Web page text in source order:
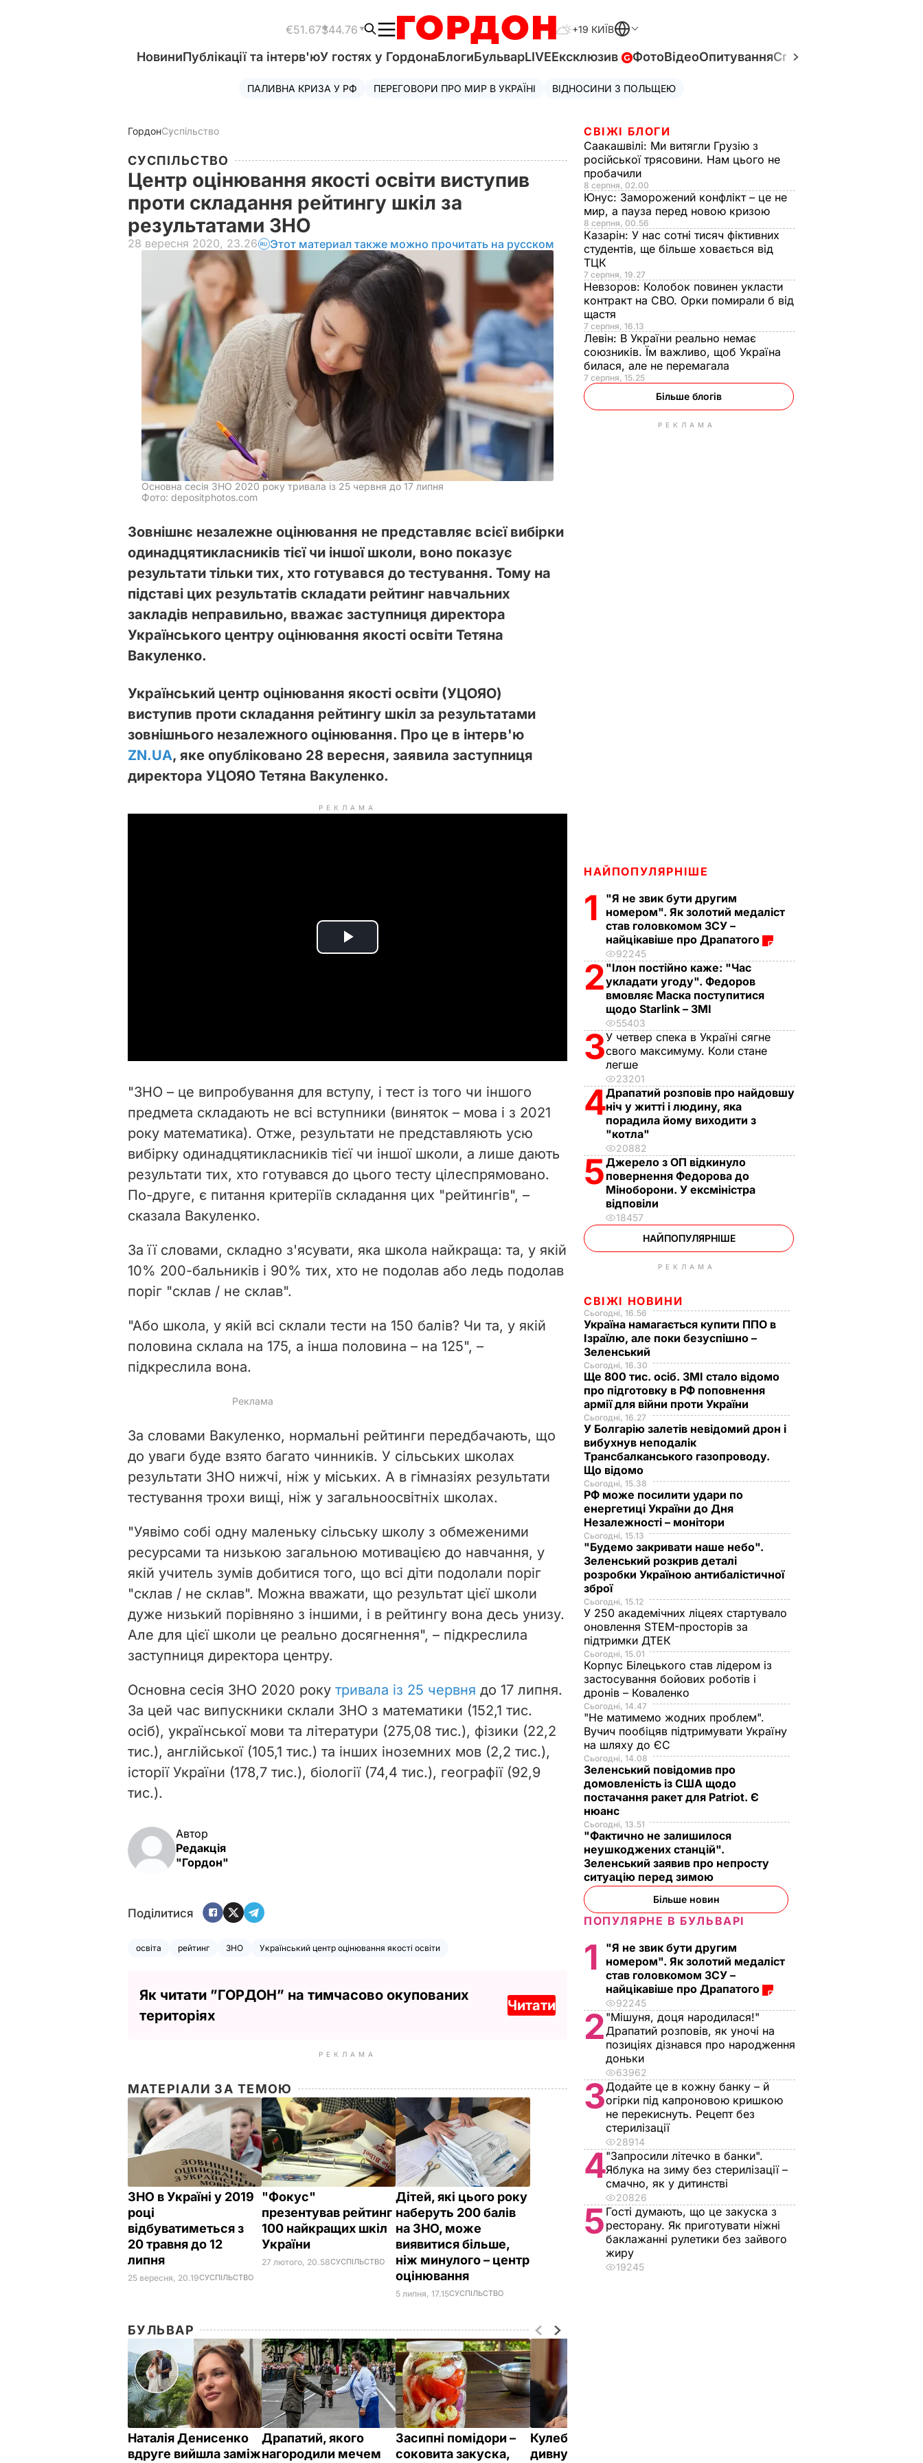
€51.67$44.76 +19 КИЇВ
НовиниПублікації та інтерв'юУ гостях у ГордонаБлогиБульварLIVEЕксклюзив ФотоВідеоОпитуванняСпецпроєкти
ПАЛИВНА КРИЗА У РФ ПЕРЕГОВОРИ ПРО МИР В УКРАЇНІ ВІДНОСИНИ З ПОЛЬЩЕЮ
ГордонСуспільство
СУСПІЛЬСТВО
Центр оцінювання якості освіти виступив
проти складання рейтингу шкіл за
результатами ЗНО
28 вересня 2020, 23.26 Этот материал также можно прочитать на русском
Основна сесія ЗНО 2020 року тривала із 25 червня до 17 липня
Фото: depositphotos.com
Зовнішнє незалежне оцінювання не представляє всієї вибірки
одинадцятикласників тієї чи іншої школи, воно показує
результати тільки тих, хто готувався до тестування. Тому на
підставі цих результатів складати рейтинг навчальних
закладів неправильно, вважає заступниця директора
Українського центру оцінювання якості освіти Тетяна
Вакуленко.
Український центр оцінювання якості освіти (УЦОЯО)
виступив проти складання рейтингу шкіл за результатами
зовнішнього незалежного оцінювання. Про це в інтерв'ю
ZN.UA, яке опубліковано 28 вересня, заявила заступниця
директора УЦОЯО Тетяна Вакуленко.
РЕКЛАМА
P
i
d
e
o
"ЗНО – це випробування для вступу, і тест із того чи іншого
предмета складають не всі вступники (виняток – мова і з 2021
року математика). Отже, результати не представляють усю
вибірку одинадцятикласників тієї чи іншої школи, а лише дають
результати тих, хто готувався до цього тесту цілеспрямовано.
По-друге, є питання критеріїв складання цих "рейтингів", –
сказала Вакуленко.
За її словами, складно з'ясувати, яка школа найкраща: та, у якій
10% 200-бальників і 90% тих, хто не подолав або ледь подолав
поріг "склав / не склав".
"Або школа, у якій всі склали тести на 150 балів? Чи та, у якій
половина склала на 175, а інша половина – на 125", –
підкреслила вона.
За словами Вакуленко, нормальні рейтинги передбачають, що
до уваги буде взято багато чинників. У сільських школах
результати ЗНО нижчі, ніж у міських. А в гімназіях результати
тестування трохи вищі, ніж у загальноосвітніх школах.
"Уявімо собі одну маленьку сільську школу з обмеженими
ресурсами та низькою загальною мотивацією до навчання, у
якій учитель зумів добитися того, що всі діти подолали поріг
"склав / не склав". Можна вважати, що результат цієї школи
дуже низький порівняно з іншими, і в рейтингу вона десь унизу.
Але для цієї школи це реально досягнення", – підкреслила
заступниця директора центру.
Основна сесія ЗНО 2020 року тривала із 25 червня до 17 липня.
За цей час випускники склали ЗНО з математики (152,1 тис.
осіб), української мови та літератури (275,08 тис.), фізики (22,2
тис.), англійської (105,1 тис.) та інших іноземних мов (2,2 тис.),
історії України (178,7 тис.), біології (74,4 тис.), географії (92,9
тис.).
Автор
Редакція
"Гордон"
Поділитися
освіта рейтинг ЗНО Український центр оцінювання якості освіти
Як читати ”ГОРДОН” на тимчасово окупованих
територіях
Читати
РЕКЛАМА
МАТЕРІАЛИ ЗА ТЕМОЮ
ЗНО в Україні у 2019
році
відбуватиметься з
20 травня до 12
липня
25 вересня, 20.19СУСПІЛЬСТВО
"Фокус"
презентував рейтинг
100 найкращих шкіл
України
27 лютого, 20.58СУСПІЛЬСТВО
Дітей, які цього року
наберуть 200 балів
на ЗНО, може
виявитися більше,
ніж минулого – центр
оцінювання
5 липня, 17.15СУСПІЛЬСТВО
БУЛЬВАР
Наталія Денисенко
вдруге вийшла заміж
Драпатий, якого
нагородили мечем
Засипні помідори –
соковита закуска,
Кулеба розповів про
дивну манеру Путіна
СВІЖІ БЛОГИ
Саакашвілі: Ми витягли Грузію з
російської трясовини. Нам цього не
пробачили
8 серпня, 02.00
Юнус: Заморожений конфлікт – це не
мир, а пауза перед новою кризою
8 серпня, 00.56
Казарін: У нас сотні тисяч фіктивних
студентів, ще більше ховається від
ТЦК
7 серпня, 19.27
Невзоров: Колобок повинен укласти
контракт на СВО. Орки помирали б від
щастя
7 серпня, 16.13
Левін: В України реально немає
союзників. Їм важливо, щоб Україна
билася, але не перемагала
7 серпня, 15.25
Більше блогів
РЕКЛАМА
НАЙПОПУЛЯРНІШЕ
1
"Я не звик бути другим
номером". Як золотий медаліст
став головкомом ЗСУ –
найцікавіше про Драпатого
92245
2 "Ілон постійно каже: "Час
укладати угоду". Федоров
вмовляє Маска поступитися
щодо Starlink – ЗМІ
55403
3У четвер спека в Україні сягне
свого максимуму. Коли стане
легше
23201
4Драпатий розповів про найдовшу
ніч у житті і людину, яка
порадила йому виходити з
"котла"
20882
5Джерело з ОП відкинуло
повернення Федорова до
Міноборони. У ексміністра
відповіли
18457
НАЙПОПУЛЯРНІШЕ
РЕКЛАМА
СВІЖІ НОВИНИ
Сьогодні, 16.56
Україна намагається купити ППО в
Ізраїлю, але поки безуспішно –
Зеленський
Сьогодні, 16.30
Ще 800 тис. осіб. ЗМІ стало відомо
про підготовку в РФ поповнення
армії для війни проти України
Сьогодні, 16.27
У Болгарію залетів невідомий дрон і
вибухнув неподалік
Трансбалканського газопроводу.
Що відомо
Сьогодні, 15.38
РФ може посилити удари по
енергетиці України до Дня
Незалежності – монітори
Сьогодні, 15.13
"Будемо закривати наше небо".
Зеленський розкрив деталі
розробки Україною антибалістичної
зброї
Сьогодні, 15.12
У 250 академічних ліцеях стартувало
оновлення STEM-просторів за
підтримки ДТЕК​
Сьогодні, 15.01
Корпус Білецького став лідером із
застосування бойових роботів і
дронів – Коваленко
Сьогодні, 14.47
"Не матимемо жодних проблем".
Вучич пообіцяв підтримувати Україну
на шляху до ЄС
Сьогодні, 14.08
Зеленський повідомив про
домовленість із США щодо
постачання ракет для Patriot. Є
нюанс
Сьогодні, 13.51
"Фактично не залишилося
неушкоджених станцій".
Зеленський заявив про непросту
ситуацію перед зимою
Більше новин
ПОПУЛЯРНЕ В БУЛЬВАРІ
1
"Я не звик бути другим
номером". Як золотий медаліст
став головкомом ЗСУ –
найцікавіше про Драпатого
92245
2 "Мішуня, доця народилася!"
Драпатий розповів, як уночі на
позиціях дізнався про народження
доньки
63962
3Додайте це в кожну банку – й
огірки під капроновою кришкою
не перекиснуть. Рецепт без
стерилізації
28914
4"Запросили літечко в банки".
Яблука на зиму без стерилізації –
смачно, як у дитинстві
20826
5 Гості думають, що це закуска з
ресторану. Як приготувати ніжні
баклажанні рулетики без зайвого
жиру
19245